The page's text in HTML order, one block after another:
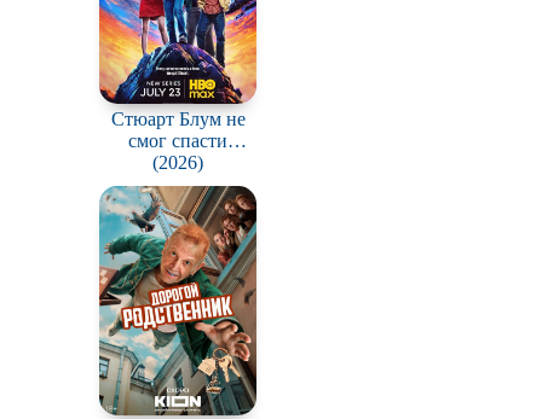
Стюарт Блум не
смог спасти
вселенную / Stuart
Fails to Save the
Universe
(2026)